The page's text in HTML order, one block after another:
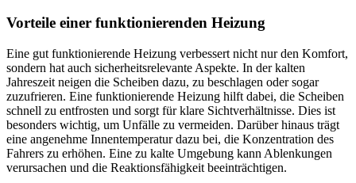
Vorteile einer funktionierenden Heizung
Eine gut funktionierende Heizung verbessert nicht nur den Komfort,
sondern hat auch sicherheitsrelevante Aspekte. In der kalten
Jahreszeit neigen die Scheiben dazu, zu beschlagen oder sogar
zuzufrieren. Eine funktionierende Heizung hilft dabei, die Scheiben
schnell zu entfrosten und sorgt für klare Sichtverhältnisse. Dies ist
besonders wichtig, um Unfälle zu vermeiden. Darüber hinaus trägt
eine angenehme Innentemperatur dazu bei, die Konzentration des
Fahrers zu erhöhen. Eine zu kalte Umgebung kann Ablenkungen
verursachen und die Reaktionsfähigkeit beeinträchtigen.